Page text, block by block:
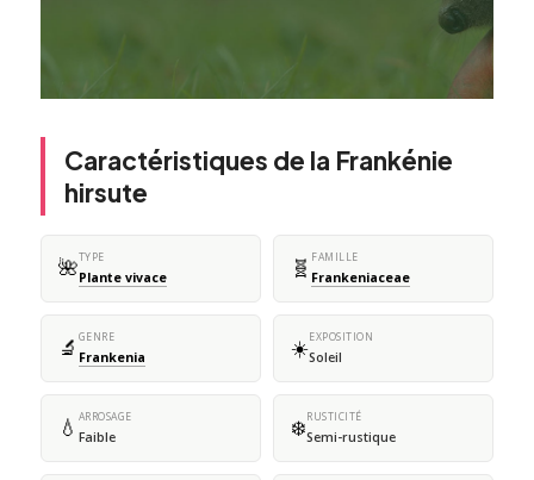
Caractéristiques de la Frankénie
hirsute
🌺TYPE
Plante vivace 🧬 FAMILLE
Frankeniaceae
🔬 GENRE
Frankenia ☀️EXPOSITION
Soleil
💧 ARROSAGE
Faible ❄️RUSTICITÉ
Semi-rustique